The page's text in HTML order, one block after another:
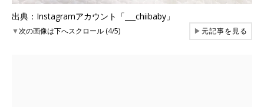
出典：Instagramアカウント「___chiibaby」
▼次の画像は下へスクロール (4/5) ▶元記事を見る